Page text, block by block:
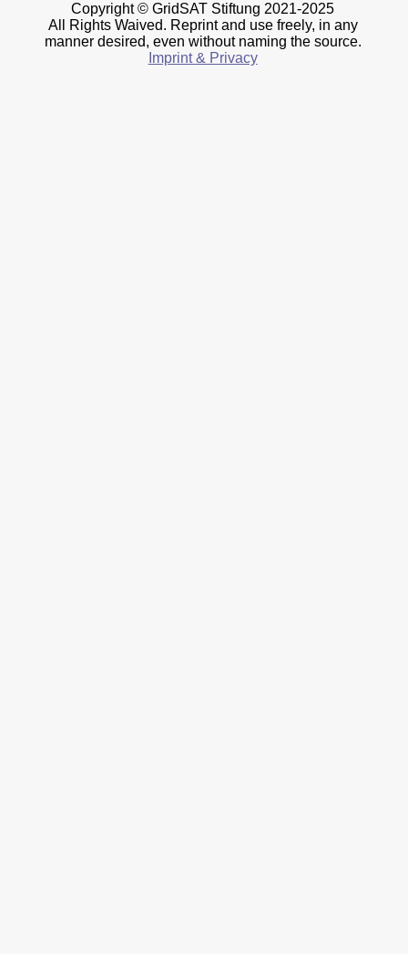
Copyright © GridSAT Stiftung 2021-2025
All Rights Waived. Reprint and use freely, in any
manner desired, even without naming the source.
Imprint & Privacy